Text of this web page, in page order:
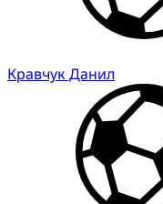
Кравчук Данил